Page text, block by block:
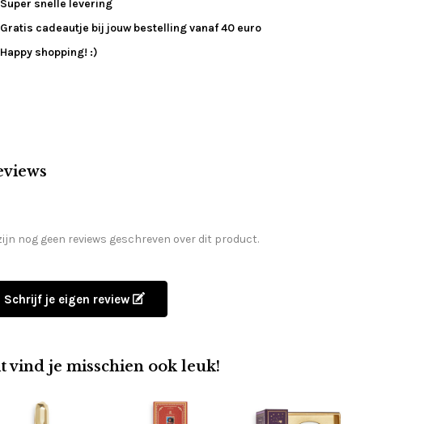
Super snelle levering
Gratis cadeautje bij jouw bestelling vanaf 40 euro
Happy shopping! :)
nog geen reviews geschreven over dit product.
Schrijf je eigen review
vind je misschien ook leuk!